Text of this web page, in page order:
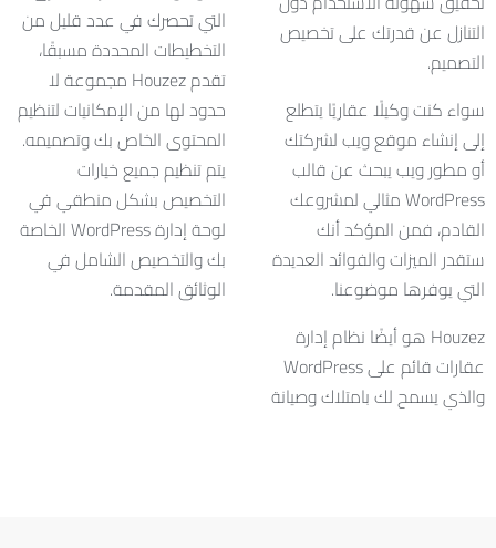
التنازل عن قدرتك على تخصيص
التصميم.
سواء كنت وكيلًا عقاريًا يتطلع
إلى إنشاء موقع ويب لشركتك
أو مطور ويب يبحث عن قالب
WordPress مثالي لمشروعك
القادم، فمن المؤكد أنك
ستقدر الميزات والفوائد العديدة
التي يوفرها موضوعنا.
Houzez هو أيضًا نظام إدارة
عقارات قائم على WordPress
والذي يسمح لك بامتلاك وصيانة
التي تحصرك في عدد قليل من
التخطيطات المحددة مسبقًا،
تقدم Houzez مجموعة لا
حدود لها من الإمكانيات لتنظيم
المحتوى الخاص بك وتصميمه.
يتم تنظيم جميع خيارات
التخصيص بشكل منطقي في
لوحة إدارة WordPress الخاصة
بك والتخصيص الشامل في
الوثائق المقدمة.